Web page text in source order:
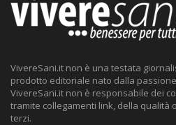
VivereSani.it non è una testata
prodotto editoriale nato dalla
VivereSani.it non è responsabile dei
tramite collegamenti link, della qualità
terzi.